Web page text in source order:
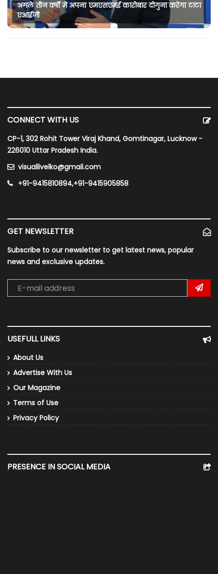
अगले तीन वर्षों में अपना एमएसएमई कारोबार दोगुना करेगा टाटा
एआईजी
CONNECT WITH US
CP-1, 302 Rohit Tower Viraj Khand, Gomtinagar, Lucknow -
226010 Uttar Pradesh India.
visuallivelko@gmail.com
+91-9415810894,+91-9415905858
GET NEWSLETTER
Subscribe to our newsletter to get latest news, popular
news and exclusive updates.
USEFULL LINKS
About Us
Advertise With Us
Our Magazine
Terms of Use
Privacy Policy
PRESENCE IN SOCIAL MEDIA